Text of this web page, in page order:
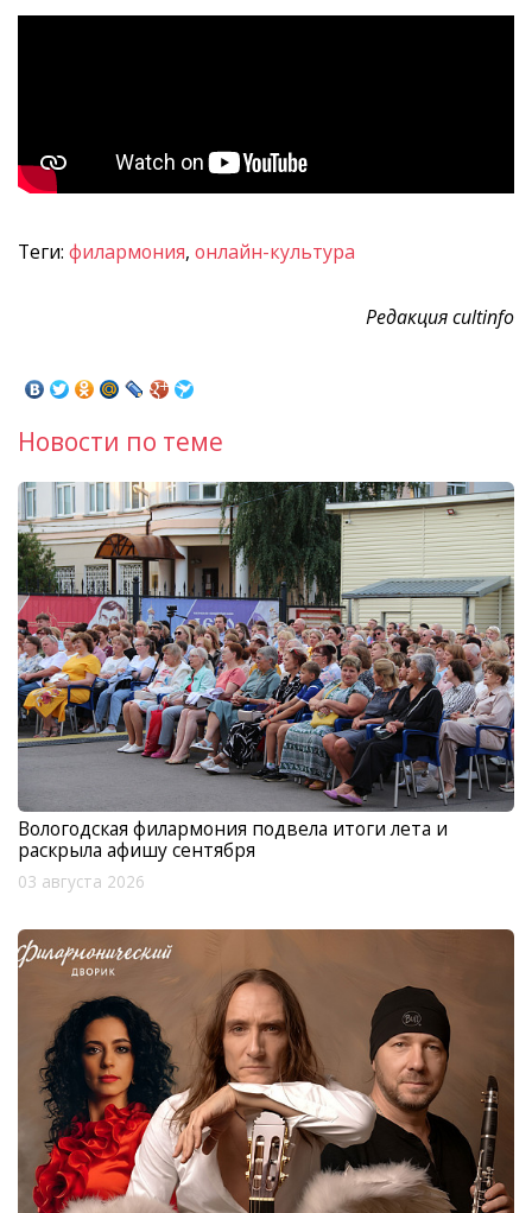
Теги: филармония, онлайн-культура
Редакция cultinfo
Новости по теме
Вологодская филармония подвела итоги лета и
раскрыла афишу сентября
03 августа 2026